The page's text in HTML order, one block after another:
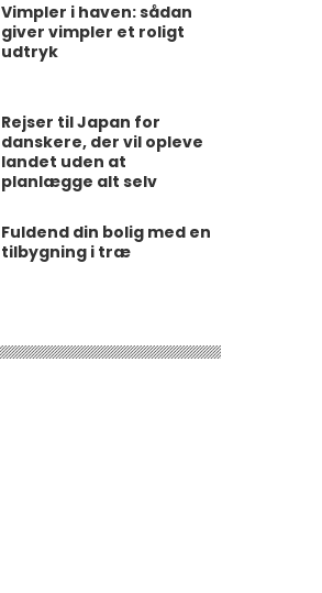
Vimpler i haven: sådan
giver vimpler et roligt
udtryk
Rejser til Japan for
danskere, der vil opleve
landet uden at
planlægge alt selv
Fuldend din bolig med en
tilbygning i træ